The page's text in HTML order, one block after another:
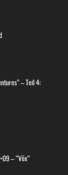
– Teil 4:
– “Võx”